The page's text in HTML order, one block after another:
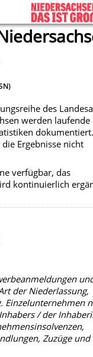
des
werden laufende
Ergebnisse nicht
verfügbar, das
kontinuierlich
der Niederlassung,
Einzelunternehmen
/ der
Zuzüge und